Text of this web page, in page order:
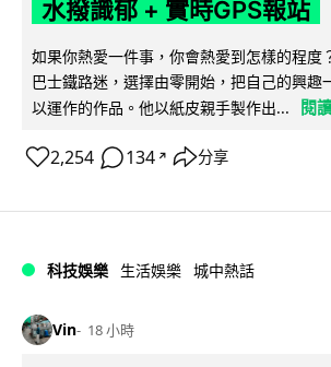
水撥識郁 + 實時GPS報站
如果你熱愛一件事，你會熱愛到怎樣的程度
巴士鐵路迷，選擇由零開始，把自己的興趣
以運作的作品。他以紙皮親手製作出...
閱
2,254 134 ↗ 分享
科技娛樂 生活娛樂 城中熱話
Vin 18 小時